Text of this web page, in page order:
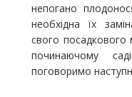
непогано
необхідна їх
свого посадкового
починаючому
поговоримо